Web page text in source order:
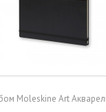
Moleskine Art